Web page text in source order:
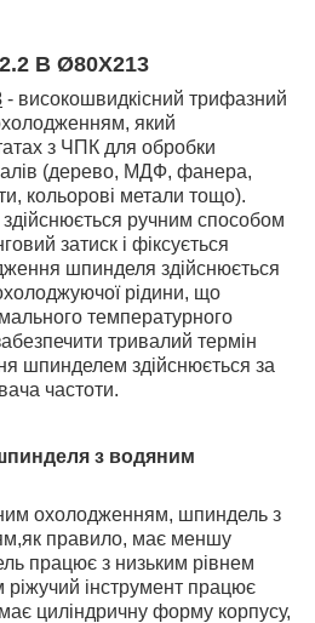
B Ø80Х213
- високошвидкісний трифазний
який
з ЧПК для обробки
(дерево, МДФ, фанера,
кольорові метали тощо).
ручним способом
затиск і фіксується
шпинделя здійснюється
рідини, що
температурного
тривалий термін
шпинделем здійснюється за
частоти.
з водяним
охолодженням, шпиндель з
правило, має меншу
працює з низьким рівнем
інструмент працює
циліндричну форму корпусу,